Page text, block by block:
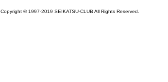
Copyright © 1997-2019 SEIKATSU-CLUB All Rights Reserved.